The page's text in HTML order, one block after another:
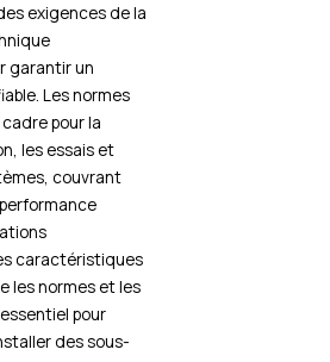
exigences de la
garantir un
Les normes
pour la
les essais et
couvrant
caractéristiques
les normes et les
pour
des sous-